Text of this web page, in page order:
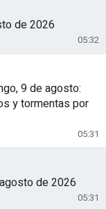
05:32
de 2026
05:31
9 de agosto:
y tormentas por
05:31
de 2026